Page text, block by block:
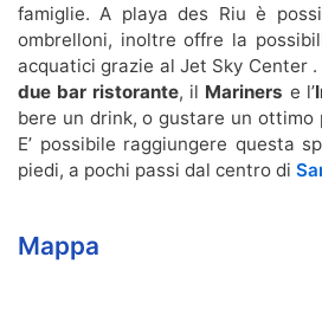
famiglie. A playa des Riu è
ombrelloni, inoltre offre la
acquatici grazie al Jet Sky Center
due bar ristorante, il Mariners e l’
bere un drink, o gustare un ottimo
E’ possibile raggiungere questa
piedi, a pochi passi dal centro di
Mappa